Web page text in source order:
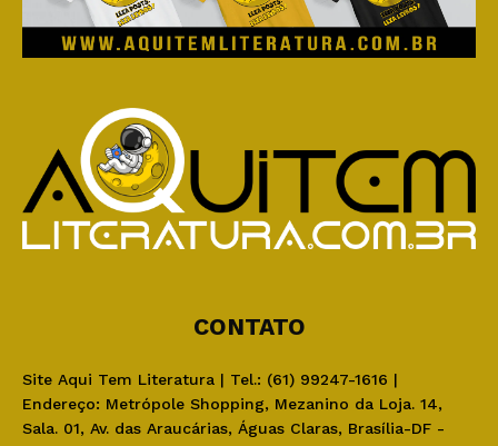
CONTATO
Site Aqui Tem Literatura | Tel.: (61) 99247-1616 |
Endereço: Metrópole Shopping, Mezanino da Loja. 14,
Sala. 01, Av. das Araucárias, Águas Claras, Brasília-DF -